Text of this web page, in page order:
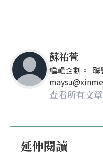
蘇祐萱
編輯企劃。 聯
查看所有文章
延伸閱讀